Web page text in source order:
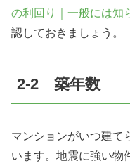
の利回り｜一般には知
認しておきましょう。
2-2 築年数
マンションがいつ建て
います。地震に強い物